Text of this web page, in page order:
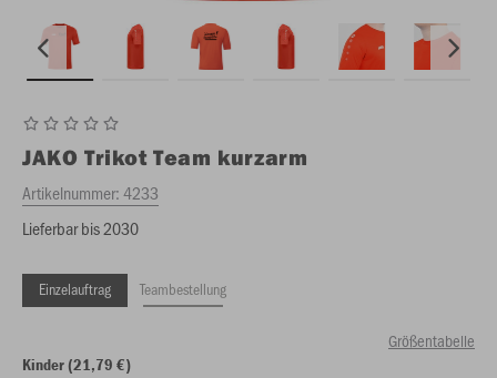
JAKO Trikot Team kurzarm
Artikelnummer:4233
Lieferbar bis 2030
Einzelauftrag Teambestellung
Größentabelle
Kinder (21,79 €)